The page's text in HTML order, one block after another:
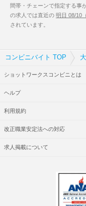
間帯・チェーンで指定する事
の求人では直近の 明日 08/10
されています。
コンビニバイト TOP
ショットワークスコンビニとは
ヘルプ
利用規約
改正職業安定法への対応
求人掲載について